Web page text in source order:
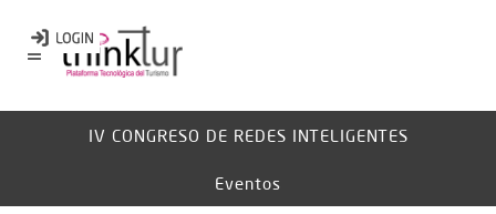
IV CONGRESO DE REDES INTELIGENTES
Eventos